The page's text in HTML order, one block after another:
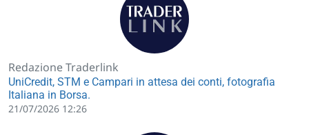
Redazione Traderlink
UniCredit, STM e Campari in attesa dei conti, fotografia
Italiana in Borsa.
21/07/2026 12:26